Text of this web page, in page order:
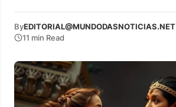
ByEDITORIAL@MUNDODASNOTICIAS.NET
11 min Read